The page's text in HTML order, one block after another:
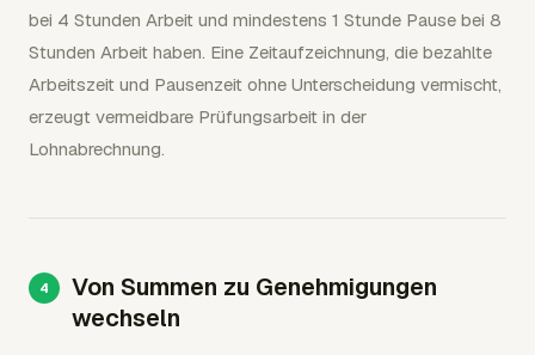
bei 4 Stunden Arbeit und mindestens 1 Stunde Pause bei 8
Stunden Arbeit haben. Eine Zeitaufzeichnung, die bezahlte
Arbeitszeit und Pausenzeit ohne Unterscheidung vermischt,
erzeugt vermeidbare Prüfungsarbeit in der
Lohnabrechnung.
Von Summen zu Genehmigungen
wechseln